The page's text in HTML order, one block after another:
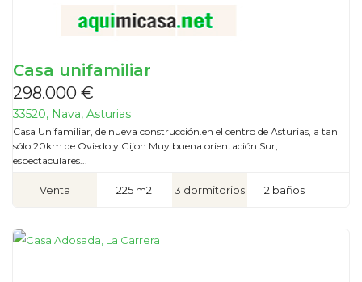
Casa unifamiliar
298.000 €
33520, Nava, Asturias
Casa Unifamiliar, de nueva construcción.en el centro de Asturias, a tan
sólo 20km de Oviedo y Gijon Muy buena orientación Sur,
espectaculares...
Venta 225 m2 3 dormitorios 2 baños